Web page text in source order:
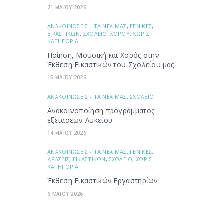
21 ΜΑΪΟΥ 2026
ΑΝΑΚΟΙΝΩΣΕΙΣ - ΤΑ ΝΕΑ ΜΑΣ, ΓΕΝΙΚΕΣ,
ΕΙΚΑΣΤΙΚΩΝ, ΣΧΟΛΕΙΟ,ΧΟΡΟΥ,ΧΩΡΙΣ
ΚΑΤΗΓΟΡΙΑ
Ποίηση, Μουσική και Χορός στην
Έκθεση Εικαστικών του Σχολείου μας
15 ΜΑΪΟΥ 2026
ΑΝΑΚΟΙΝΩΣΕΙΣ - ΤΑ ΝΕΑ ΜΑΣ,ΣΧΟΛΕΙΟ
Ανακοινοποίηση προγράμματος
εξετάσεων Λυκείου
14 ΜΑΪΟΥ 2026
ΑΝΑΚΟΙΝΩΣΕΙΣ - ΤΑ ΝΕΑ ΜΑΣ, ΓΕΝΙΚΕΣ,
ΔΡΑΣΕΙΣ, ΕΙΚΑΣΤΙΚΩΝ,ΣΧΟΛΕΙΟ,ΧΩΡΙΣ
ΚΑΤΗΓΟΡΙΑ
Έκθεση Εικαστικών Εργαστηρίων
6 ΜΑΪΟΥ 2026